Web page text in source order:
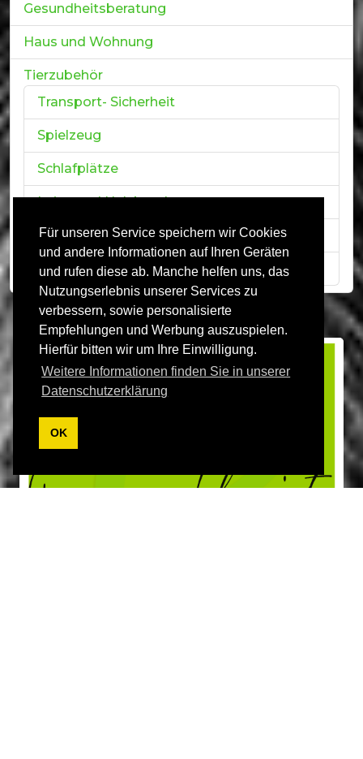
Für unseren Service speichern wir Cookies
und andere Informationen auf Ihren Geräten
und rufen diese ab. Manche helfen uns, das
Nutzungserlebnis unserer Services zu
verbessern, sowie personalisierte
Empfehlungen und Werbung auszuspielen.
Hierfür bitten wir um Ihre Einwilligung.
Weitere Informationen finden Sie in unserer
Datenschutzerklärung
OK
Gesundheitsberatung
Haus und Wohnung
Tierzubehör
Transport- Sicherheit
Spielzeug
Schlafplätze
Leine und Halsband
Futternapf
Bekleidung